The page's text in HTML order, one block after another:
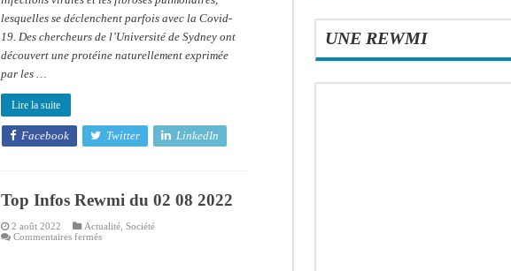
poumons
lesquelles se déclenchent parfois avec la Covid-
19. Des chercheurs de l’Université de Sydney ont
découvert une protéine naturellement exprimée
par les …
Lire la suite
Facebook Twitter LinkedIn
Top Infos Rewmi du 02 08 2022
2 août 2022 Actualité ,Société
Commentaires ferméssur
UNE REWMI